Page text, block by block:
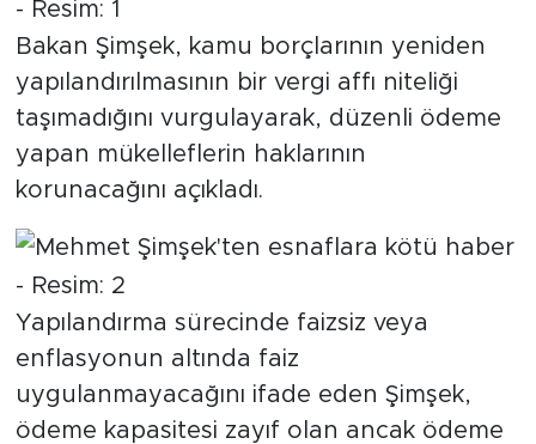
Bakan Şimşek, kamu borçlarının yeniden
yapılandırılmasının bir vergi affı niteliği
taşımadığını vurgulayarak, düzenli ödeme
yapan mükelleflerin haklarının
korunacağını açıkladı.
Yapılandırma sürecinde faizsiz veya
enflasyonun altında faiz
uygulanmayacağını ifade eden Şimşek,
ödeme kapasitesi zayıf olan ancak ödeme
TARİH
KADIN
SİYASET
MEDYA KÖŞESİ
FOTO GALERİ
VİDEOLAR